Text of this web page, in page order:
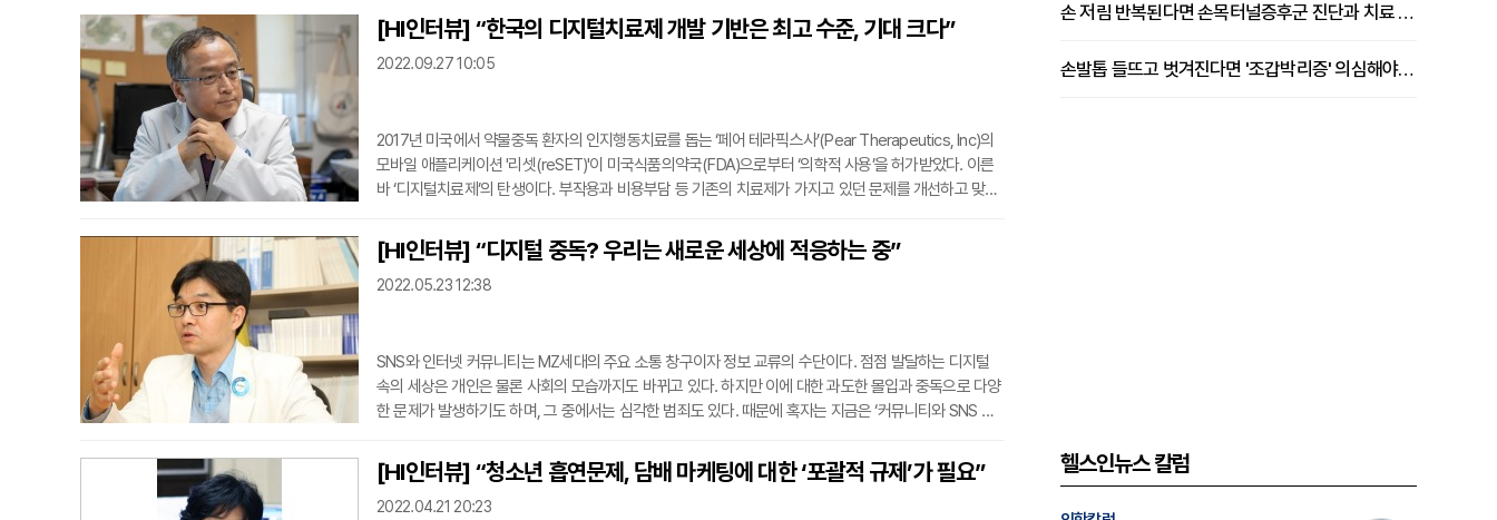
온다. 호주에서의 인플루엔자 유행, 미국의 소아 ARV 급증, 국내 폐렴 환자 증가 등 조심도 심상치 않다는
것.어찌되었든 이번 겨울이 코로나19 팬데믹의 주요 분기점임은 분명해 보인다. 이 시점에서 올 겨울의 호
흡기 바이러...
[HI인터뷰] “한국의 디지털치료제 개발 기반은 최고 수준, 기대 크다”
2022.09.27 10:05
2017년 미국에서 약물중독 환자의 인지행동치료를 돕는 ‘페어 테라픽스사’(Pear Therapeutics, Inc)의
모바일 애플리케이션 '리셋(reSET)'이 미국식품의약국(FDA)으로부터 ‘의학적 사용’을 허가받았다. 이른
바 ‘디지털치료제’의 탄생이다. 부작용과 비용부담 등 기존의 치료제가 가지고 있던 문제를 개선하고 맞춤
개의 기업이 개발에 착수해 올해 말 국내 1호 디지털치료제 탄생이 점쳐지고 있는 상황이다. 이에 따라 지
난 8월 식품의약품안전처가 바이오∙디지털헬스 규제혁신을 선언하고, 대한디지털치료학회(Korean Soci
ety ...
[HI인터뷰] “디지털 중독? 우리는 새로운 세상에 적응하는 중”
2022.05.23 12:38
SNS와 인터넷 커뮤니티는 MZ세대의 주요 소통 창구이자 정보 교류의 수단이다. 점점 발달하는 디지털
속의 세상은 개인은 물론 사회의 모습까지도 바뀌고 있다. 하지만 이에 대한 과도한 몰입과 중독으로 다양
한 문제가 발생하기도 하며, 그 중에서는 심각한 범죄도 있다. 때문에 혹자는 지금은 ‘커뮤니티와 SNS 중
것이다. 우리는 이것을 어떻게 받아들여야 할까?오랫동안 게임중독 문제를 연구해온 중앙대병원 게임과
몰입힐링센터 한덕현 센터장(정신건강의학과 전문의)은 “디지털 세상이라는 평등하고 수평적인 공간에
계급이 구축 중...
[HI인터뷰] “청소년 흡연문제, 담배 마케팅에 대한 ‘포괄적 규제’가 필요”
2022.04.21 20:23
손 저림 반복된다면 손목터널증후군 진단과 치료 시기 살펴야 [김동현 원장 칼럼]
손발톱 들뜨고 벗겨진다면 '조갑박리증' 의심해야 [김철윤 원장 칼럼]
헬스인뉴스 칼럼